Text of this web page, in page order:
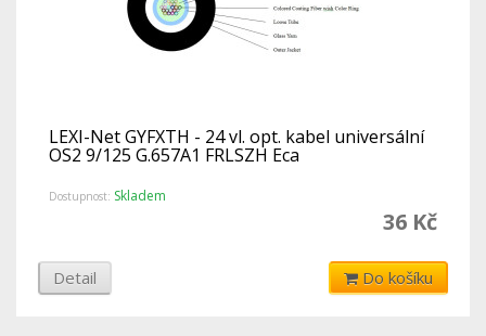
LEXI-Net GYFXTH - 24 vl. opt. kabel universální
OS2 9/125 G.657A1 FRLSZH Eca
Dostupnost: Skladem
36 Kč
Detail Do košíku